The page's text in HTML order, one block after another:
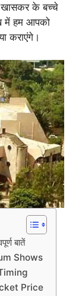
के बच्चे
में हम आपको
कराएंगे।
बातें
Shows
Price